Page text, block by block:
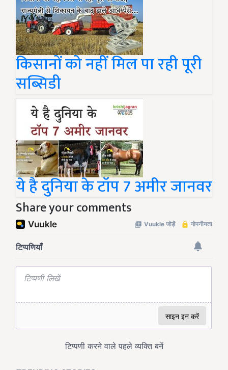
किसानों को नहीं मिल पा रही पूरी
सब्सिडी
ये है दुनिया के टॉप 7 अमीर जानवर
Share your comments